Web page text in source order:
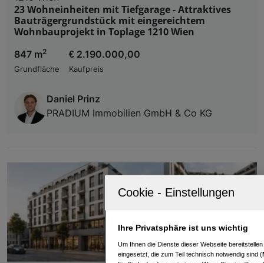
23 Wohneinheiten mit Tiefgarage - Attraktives
Bauträgergrundstück mit eingereichtem
Wohnbauprojekt in Toplage 1210 Wien
847 m2
Grundfläche
€ 2.190.000,00
Kaufpreis
Daniel Prinz
PRADIUM Immobilien GmbH & Co KG
Ihre Privatsphäre ist uns wichtig
Um Ihnen die Dienste dieser Webseite
eingesetzt, die zum Teil technisch notwendig sind (